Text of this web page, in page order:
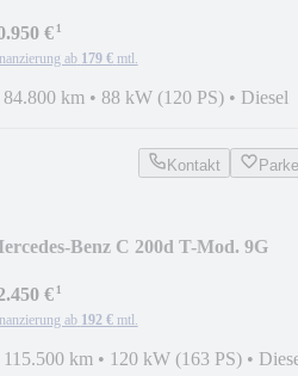
€¹
ab 179 € mtl.
84.800 km • 88 kW (120 PS) • Diesel
Kontakt
Benz C 200d T-Mod. 9G
€¹
ab 192 € mtl.
115.500 km • 120 kW (163 PS) •